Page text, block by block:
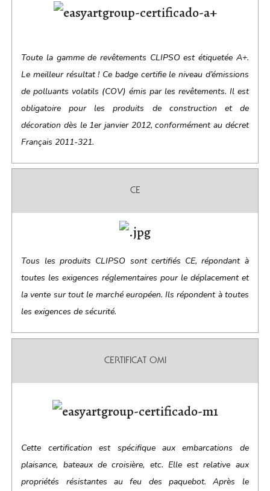
Toute la gamme de revêtements CLIPSO est étiquetée A+.
Le meilleur résultat ! Ce badge certifie le niveau d’émissions
de polluants volatils (COV) émis par les revêtements. Il est
obligatoire pour les produits de construction et de
décoration dès le 1er janvier 2012, conformément au décret
Français 2011-321.
CE
Tous les produits CLIPSO sont certifiés CE, répondant à
toutes les exigences réglementaires pour le déplacement et
la vente sur tout le marché européen. Ils répondent à toutes
les exigences de sécurité.
CERTIFICAT OMI
Cette certification est spécifique aux embarcations de
plaisance, bateaux de croisière, etc. Elle est relative aux
propriétés résistantes au feu des paquebot. Après le